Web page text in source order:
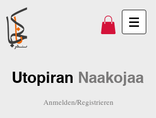
Utopiran Naakojaa
Anmelden/Registrieren